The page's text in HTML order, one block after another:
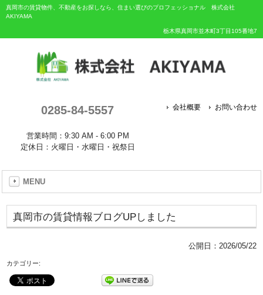
真岡市の賃貸物件、不動産をお探しなら、住まい選びのプロフェッショナル 株式会社
AKIYAMA
栃木県真岡市並木町3丁目105番地7
0285-84-5557
営業時間：9:30 AM - 6:00 PM
定休日：火曜日・水曜日・祝祭日
会社概要 お問い合わせ
MENU
真岡市の賃貸情報ブログUPしました
公開日： 2026/05/22
カテゴリー: